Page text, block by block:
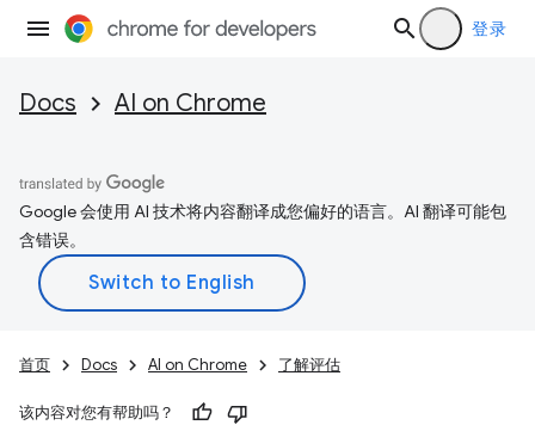
登录
Docs AI on Chrome
Google 会使用 AI 技术将内容翻译成您偏好的语言。AI 翻译可能包
含错误。
首页 Docs AI on Chrome 了解评估
该内容对您有帮助吗？